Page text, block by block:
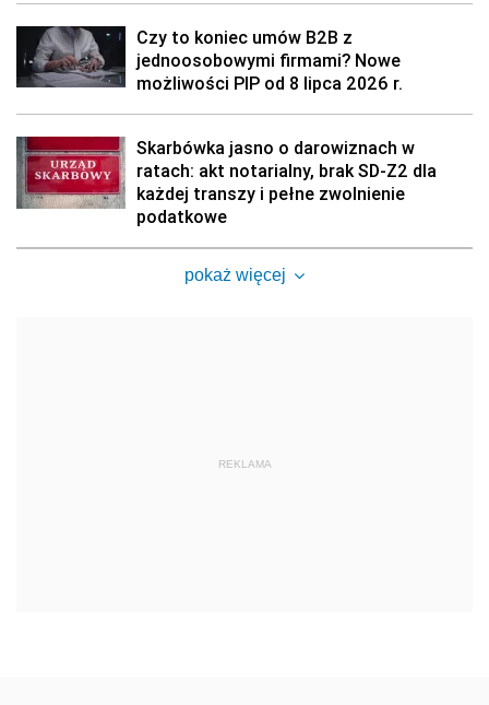
Czy to koniec umów B2B z
jednoosobowymi firmami? Nowe
możliwości PIP od 8 lipca 2026 r.
Skarbówka jasno o darowiznach w
ratach: akt notarialny, brak SD-Z2 dla
każdej transzy i pełne zwolnienie
podatkowe
pokaż więcej
REKLAMA